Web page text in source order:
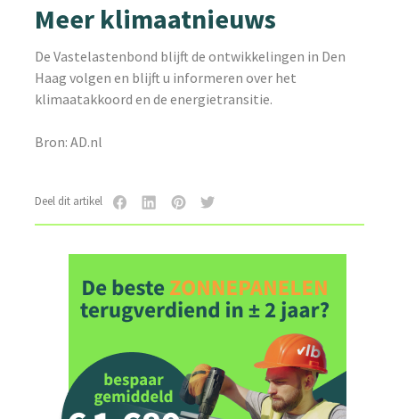
Meer klimaatnieuws
De Vastelastenbond blijft de ontwikkelingen in Den
Haag volgen en blijft u informeren over het
klimaatakkoord en de energietransitie.
Bron: AD.nl
Deel dit artikel